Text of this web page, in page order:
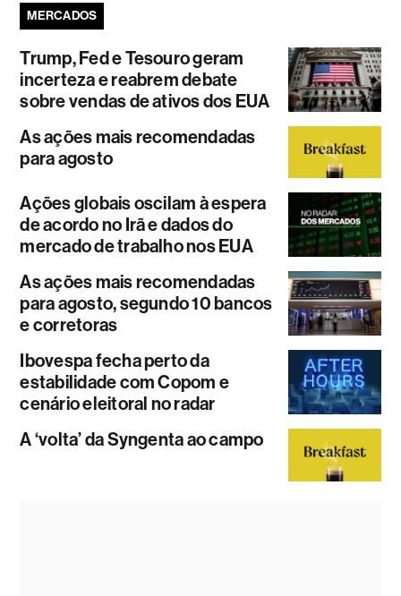
MERCADOS
Trump, Fed e Tesouro geram
incerteza e reabrem debate
sobre vendas de ativos dos EUA
As ações mais recomendadas
para agosto
Ações globais oscilam à espera
de acordo no Irã e dados do
mercado de trabalho nos EUA
As ações mais recomendadas
para agosto, segundo 10 bancos
e corretoras
Ibovespa fecha perto da
estabilidade com Copom e
cenário eleitoral no radar
A ‘volta’ da Syngenta ao campo